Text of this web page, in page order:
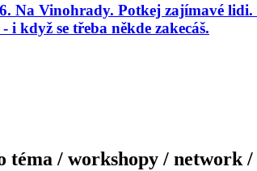
Na Vinohrady. Potkej zajímavé
i když se třeba někde zakecáš.
téma / workshopy / network